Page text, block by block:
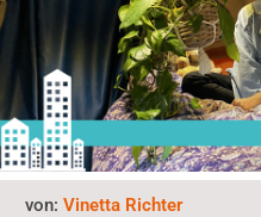
von:Vinetta Richter